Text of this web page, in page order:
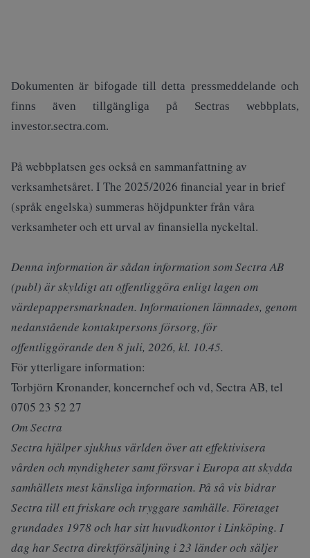
Dokumenten är bifogade till detta pressmeddelande och
finns även tillgängliga på Sectras webbplats,
investor.sectra.com.
På webbplatsen ges också en sammanfattning av
verksamhetsåret. I The 2025/2026 financial year in brief
(språk engelska) summeras höjdpunkter från våra
verksamheter och ett urval av finansiella nyckeltal.
Denna information är sådan information som Sectra AB
(publ) är skyldigt att offentliggöra enligt lagen om
värdepappersmarknaden. Informationen lämnades, genom
nedanstående kontaktpersons försorg, för
offentliggörande den 8 juli, 2026, kl. 10.45.
För ytterligare information:
Torbjörn Kronander, koncernchef och vd, Sectra AB, tel
0705 23 52 27
Om Sectra
Sectra hjälper sjukhus världen över att effektivisera
vården och myndigheter samt försvar i Europa att skydda
samhällets mest känsliga information. På så vis bidrar
Sectra till ett friskare och tryggare samhälle. Företaget
grundades 1978 och har sitt huvudkontor i Linköping. I
dag har Sectra direktförsäljning i 23 länder och säljer